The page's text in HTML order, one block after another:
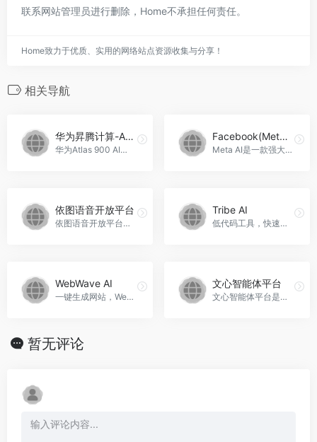
联系网站管理员进行删除，Home不承担任何责任。
Home致力于优质、实用的网络站点资源收集与分享！
相关导航
华为昇腾计算-Atlas 900
华为Atlas 900 AI集群，数千颗昇腾处理器构成，提供业界领先的算力，加速图像和语音AI模型训练，华为昇腾计算-Atlas 900官网入口网址
Facebook(Meta) AI
Meta AI是一款强大的人工智能平台，为开发者提供丰富的AI模型和工具，帮助他们创造出非凡的体验，Facebook(Meta) AI官网入口网址
依图语音开放平台
依图语音开放平台是一款提供语音识别、音频审核、图像审核、文本审核等功能的开放平台，具备高精度、快速、广泛兼容的特点，可以帮助用户实现精准的语音识别和高效的内容审核，依图语音开放平台官网入口网址
Tribe AI
低代码工具，快速构建和协调多智能体团队，Tribe AI官网入口网址
WebWave AI
一键生成网站，WebWave AI官网入口网址
文心智能体平台
文心智能体平台是一款基于文心大模型的智能体（Agent）平台，支持多种开发方式，提供流量分发路径，帮助开发者实现商业化，适用于各种智能客服、智能助手等场景，文心智能体平台官网入口网址
暂无评论